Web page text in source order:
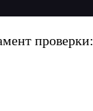
проверки: